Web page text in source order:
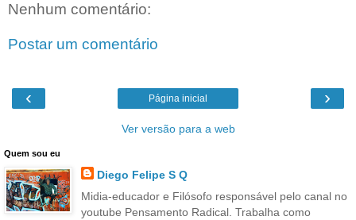
Nenhum comentário:
Postar um comentário
‹ ›
Página inicial
Ver versão para a web
Quem sou eu
Diego Felipe S Q
Midia-educador e Filósofo responsável pelo canal no
youtube Pensamento Radical. Trabalha como